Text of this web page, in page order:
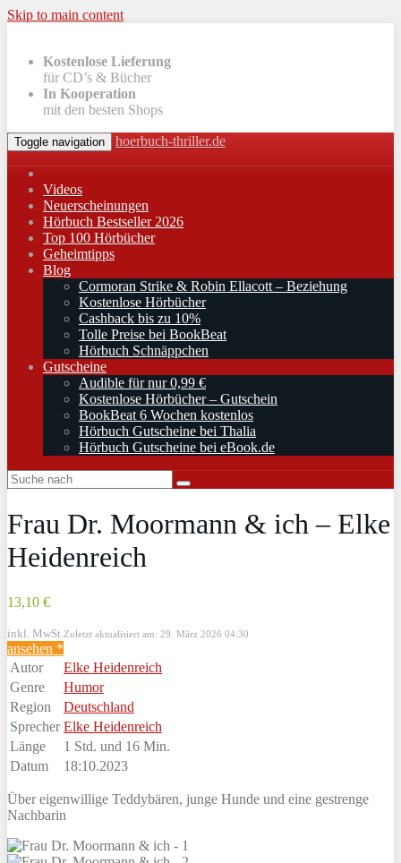
Skip to main content
Kostenlose Lieferung
für CD’s & Bücher
In Kooperation
mit den besten Shops
Toggle navigation hoerbuch-thriller.de
Videos
Neuerscheinungen
Hörbuch Bestseller 2026
Top 100 Hörbücher
Geheimtipps
Blog
Cormoran Strike & Robin Ellacott – Beziehung
Kostenlose Hörbücher
Cashback bis zu 10%
Tolle Preise bei BookBeat
Hörbuch Schnäppchen
Gutscheine
Audible für nur 0,99 €
Kostenlose Hörbücher – Gutschein
BookBeat 6 Wochen kostenlos
Hörbuch Gutscheine bei Thalia
Hörbuch Gutscheine bei eBook.de
Frau Dr. Moormann & ich – Elke
Heidenreich
13,10 €
inkl. MwSt. Zuletzt aktualisiert am: 29. März 2026 04:30
ansehen *
Autor
Elke Heidenreich
Genre
Humor
Region
Deutschland
Sprecher Elke Heidenreich
Länge
1 Std. und 16 Min.
Datum
18:10.2023
Über eigenwillige Teddybären, junge Hunde und eine gestrenge
Nachbarin